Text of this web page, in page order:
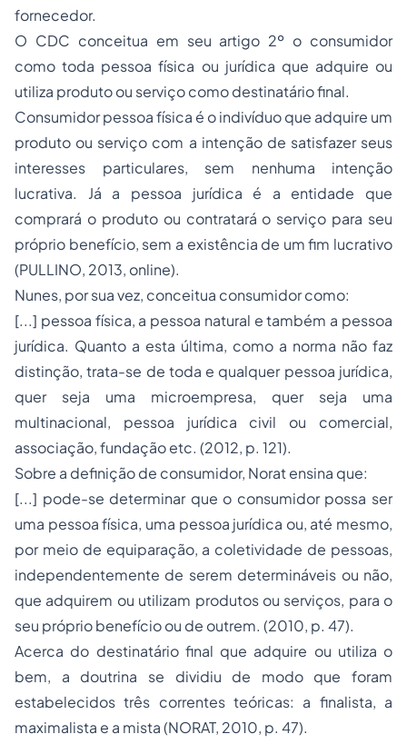
fornecedor.
O CDC conceitua em seu artigo 2º o consumidor
como toda pessoa física ou jurídica que adquire ou
utiliza produto ou serviço como destinatário final.
Consumidor pessoa física é o indivíduo que adquire um
produto ou serviço com a intenção de satisfazer seus
interesses particulares, sem nenhuma intenção
lucrativa. Já a pessoa jurídica é a entidade que
comprará o produto ou contratará o serviço para seu
próprio benefício, sem a existência de um fim lucrativo
(PULLINO, 2013, online).
Nunes, por sua vez, conceitua consumidor como:
[...] pessoa física, a pessoa natural e também a pessoa
jurídica. Quanto a esta última, como a norma não faz
distinção, trata-se de toda e qualquer pessoa jurídica,
quer seja uma microempresa, quer seja uma
multinacional, pessoa jurídica civil ou comercial,
associação, fundação etc. (2012, p. 121).
Sobre a definição de consumidor, Norat ensina que:
[...] pode-se determinar que o consumidor possa ser
uma pessoa física, uma pessoa jurídica ou, até mesmo,
por meio de equiparação, a coletividade de pessoas,
independentemente de serem determináveis ou não,
que adquirem ou utilizam produtos ou serviços, para o
seu próprio benefício ou de outrem. (2010, p. 47).
Acerca do destinatário final que adquire ou utiliza o
bem, a doutrina se dividiu de modo que foram
estabelecidos três correntes teóricas: a finalista, a
maximalista e a mista (NORAT, 2010, p. 47).